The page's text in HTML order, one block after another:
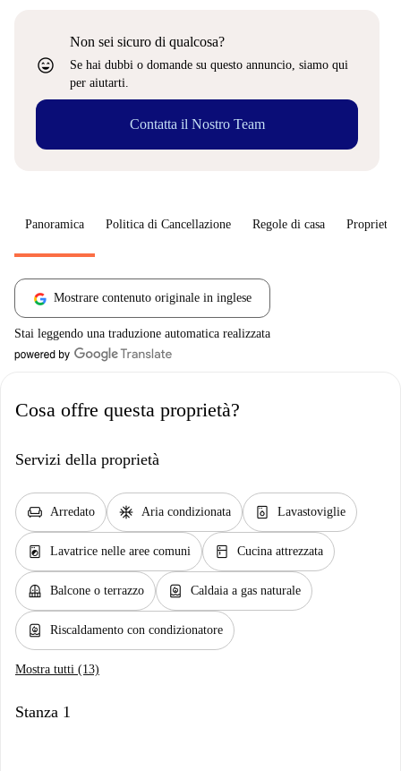
sentiment_very_satisfied
Non sei sicuro di qualcosa?
Se hai dubbi o domande su questo annuncio, siamo qui
per aiutarti.
Contatta il Nostro Team
Panoramica Politica di Cancellazione Regole di casa
Mostrare contenuto originale in inglese
Stai leggendo una traduzione automatica realizzata
Cosa offre questa proprietà?
Servizi della proprietà
chair Arredato ac_unit Aria condizionata dishwasher_gen Lavastoviglie
local_laundry_service Lavatrice nelle aree comuni kitchen Cucina attrezzata
balcony Balcone o terrazzo water_heater Caldaia a gas naturale
water_heater Riscaldamento con condizionatore
Mostra tutti (13)
Stanza 1